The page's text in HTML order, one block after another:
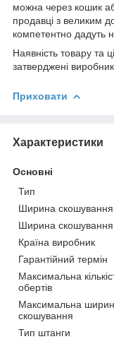
можна через кошик
продавці з великим
компетентно дадуть
Наявність товару та
затверджені
Приховати
Характеристики
Основні
Тип
Ширина скошування
Ширина
Країна виробник
Гарантійний термін
Максимальна
обертів
Максимальна
скошування
Тип штанги